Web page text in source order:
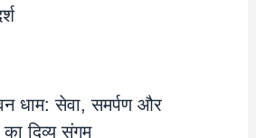
धाम: सेवा, समर्पण और
दिव्य संगम